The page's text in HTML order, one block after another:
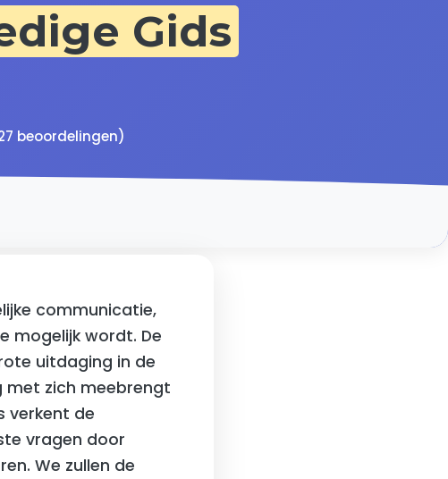
Gids
beoordelingen)
communicatie,
mogelijk wordt. De
uitdaging in de
met zich meebrengt
verkent de
vragen door
We zullen de